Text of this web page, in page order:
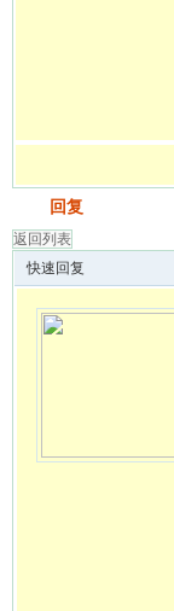
回复
返回列表
快速回复